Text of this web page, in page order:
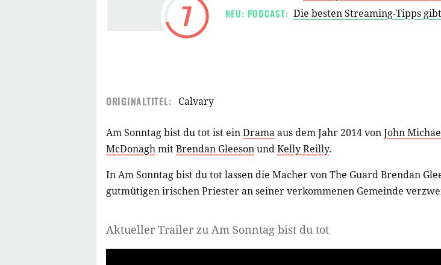
7
NEU: PODCAST: Die besten Streaming-Tipps
ORIGINALTITEL: Calvary
Am Sonntag bist du tot ist einDramaaus dem Jahr 2014 vonJohn
McDonaghmitBrendan GleesonundKelly Reilly.
In Am Sonntag bist du tot lassen die Macher von The Guard Brendan
gutmütigen irischen Priester an seiner verkommenen Gemeinde
Aktueller Trailer zu Am Sonntag bist du tot